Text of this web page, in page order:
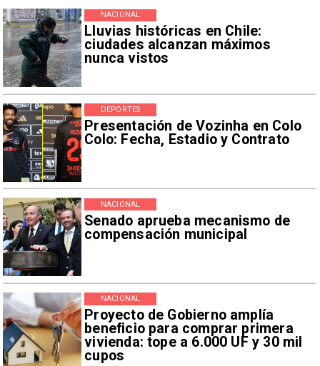
Lluvias históricas en Chile:
ciudades alcanzan máximos
nunca vistos
NACIONAL
Presentación de Vozinha en Colo
Colo: Fecha, Estadio y Contrato
DEPORTES
Senado aprueba mecanismo de
compensación municipal
NACIONAL
Proyecto de Gobierno amplía
beneficio para comprar primera
vivienda: tope a 6.000 UF y 30 mil
cupos
NACIONAL